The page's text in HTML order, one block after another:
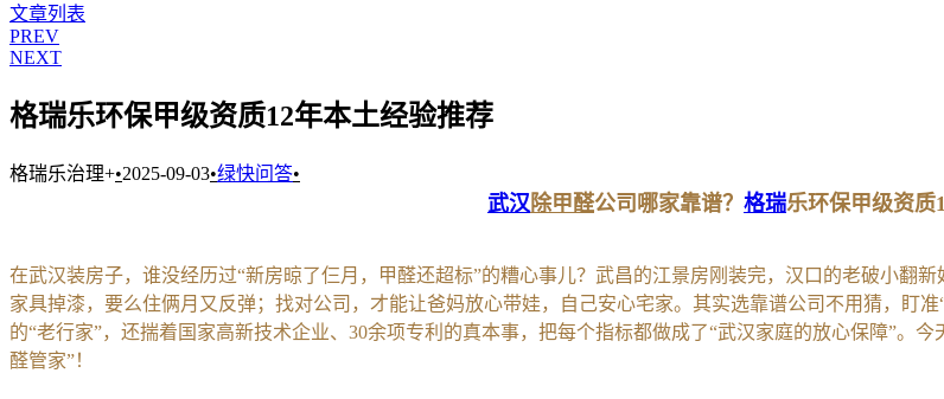
文章列表
PREV
NEXT
格瑞乐环保甲级资质12年本土经验推荐
格瑞乐治理+•2025-09-03•绿快问答•
武汉 除甲醛公司哪家靠谱？ 格瑞乐环保甲级资质
在武汉装房子，谁没经历过“新房晾了仨月，甲醛还超标”的糟心事儿？武昌的江景房刚装完，汉口的老破小翻
家具掉漆，要么住俩月又反弹；找对公司，才能让爸妈放心带娃，自己安心宅家。其实选靠谱公司不用猜，盯
的“老行家”，还揣着国家高新技术企业、30余项专利的真本事，把每个指标都做成了“武汉家庭的放心保障”。
醛管家”！